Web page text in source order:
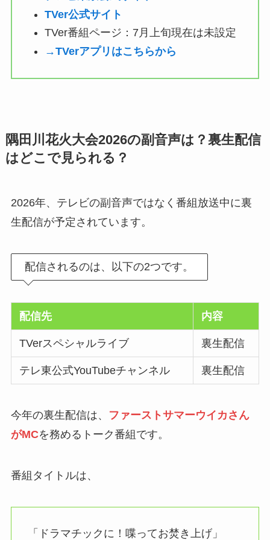
TVer公式サイト
TVer番組ページ：7月上旬現在は未設定
→TVerアプリはこちらから
隅田川花火大会2026の副音声は？裏生配信
はどこで見られる？
2026年、テレビの副音声ではなく番組放送中に裏
生配信が予定されています。
配信されるのは、以下の2つです。
配信先 内容
TVerスペシャルライブ 裏生配信
テレ東公式YouTubeチャンネル 裏生配信
今年の裏生配信は、
ファーストサマーウイカさん
がMCを務めるトーク番組です。
番組タイトルは、
「ドラマチックに！喋ってお焚き上げ」